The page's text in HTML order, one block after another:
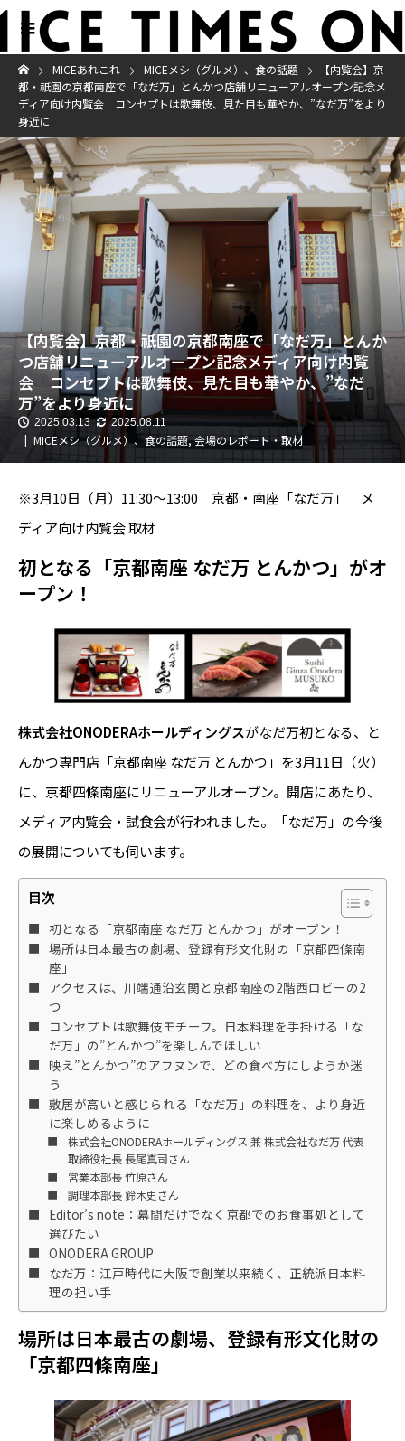
MICEあれこれ MICEメシ（グルメ）、食の話題
【内覧会】京
都・祇園の京都南座で「なだ万」とんかつ店舗リニューアルオープン記念メ
ディア向け内覧会 コンセプトは歌舞伎、見た目も華やか、”なだ万”をより
身近に
【内覧会】京都・祇園の京都南座で「なだ万」とんか
つ店舗リニューアルオープン記念メディア向け内覧
会 コンセプトは歌舞伎、見た目も華やか、”なだ
万”をより身近に
2025.03.13 2025.08.11
MICEメシ（グルメ）、食の話題,会場のレポート・取材
※3月10日（月）11:30～13:00 京都・南座「なだ万」 メ
ディア向け内覧会 取材
初となる 「京都南座 なだ万 とんかつ」がオ
ープン！
株式会社ONODERAホールディングスがなだ万初となる、と
んかつ専門店「京都南座 なだ万 とんかつ」を3月11日（火）
に、京都四條南座にリニューアルオープン。開店にあたり、
メディア内覧会・試食会が行われました。「なだ万」の今後
の展開についても伺います。
目次
初となる「京都南座 なだ万 とんかつ」がオープン！
場所は日本最古の劇場、登録有形文化財の「京都四條南
座」
アクセスは、川端通沿玄関と京都南座の2階西ロビーの2
つ
コンセプトは歌舞伎モチーフ。日本料理を手掛ける「な
だ万」の”とんかつ”を楽しんでほしい
映え”とんかつ”のアフヌンで、どの食べ方にしようか迷
う
敷居が高いと感じられる「なだ万」の料理を、より身近
に楽しめるように
株式会社ONODERAホールディングス 兼 株式会社なだ万 代表
取締役社長 長尾真司さん
営業本部長 竹原さん
調理本部長 鈴木史さん
Editor’s note：幕間だけでなく京都でのお食事処として
選びたい
ONODERA GROUP
なだ万：江戸時代に大阪で創業以来続く、正統派日本料
理の担い手
場所は日本最古の劇場、登録有形文化財の
「京都四條南座」